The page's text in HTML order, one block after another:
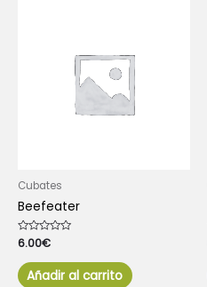
Cubates
Beefeater
Valorado
con
de
5
6.00€
Añadir al carrito